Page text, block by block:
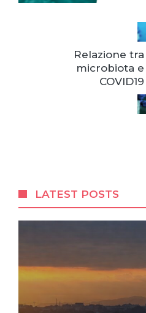
Relazione tra
microbiota e
COVID19
LATEST POSTS